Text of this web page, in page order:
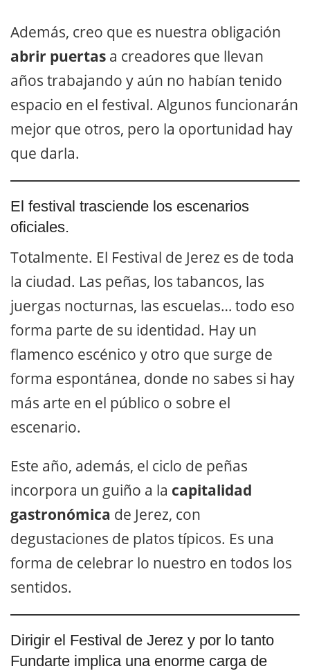
Además, creo que es nuestra obligación
abrir puertas a creadores que llevan
años trabajando y aún no habían tenido
espacio en el festival. Algunos funcionarán
mejor que otros, pero la oportunidad hay
que darla.
El festival trasciende los escenarios
oficiales.
Totalmente. El Festival de Jerez es de toda
la ciudad. Las peñas, los tabancos, las
juergas nocturnas, las escuelas… todo eso
forma parte de su identidad. Hay un
flamenco escénico y otro que surge de
forma espontánea, donde no sabes si hay
más arte en el público o sobre el
escenario.
Este año, además, el ciclo de peñas
incorpora un guiño a la capitalidad
gastronómica de Jerez, con
degustaciones de platos típicos. Es una
forma de celebrar lo nuestro en todos los
sentidos.
Dirigir el Festival de Jerez y por lo tanto
Fundarte implica una enorme carga de